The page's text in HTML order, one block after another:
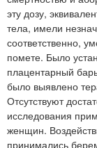
эту дозу,
тела, имели
соответственно,
помете. Было
плацентарный
было выявлено
Отсутствуют
исследования
женщин.
принимались